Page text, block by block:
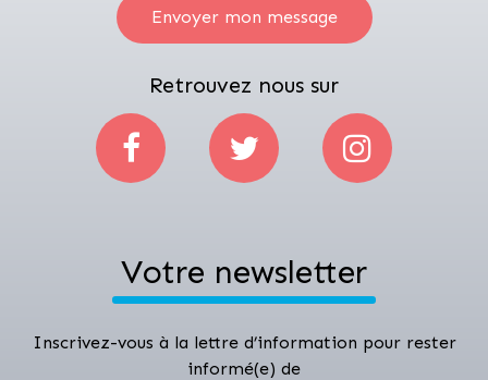
Envoyer mon message
Retrouvez nous sur
Votre newsletter
Inscrivez-vous à la lettre d’information pour rester
informé(e) de